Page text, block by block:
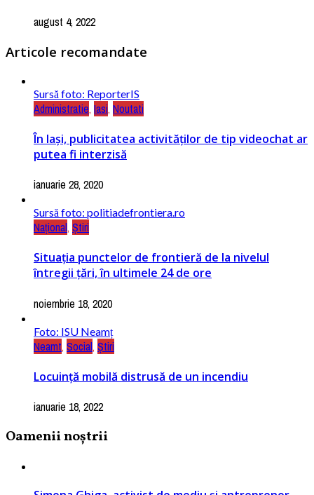
august 4, 2022
Articole recomandate
Sursă foto: ReporterIS
Administratie, Iasi, Noutati
În Iași, publicitatea activităților de tip videochat ar
putea fi interzisă
ianuarie 28, 2020
Sursă foto: politiadefrontiera.ro
Național, Știri
Situația punctelor de frontieră de la nivelul
întregii țări, în ultimele 24 de ore
noiembrie 18, 2020
Foto: ISU Neamț
Neamt, Social, Știri
Locuință mobilă distrusă de un incendiu
ianuarie 18, 2022
Oamenii noștrii